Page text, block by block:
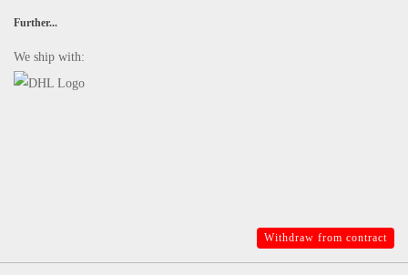
Further...
We ship with:
Withdraw from contract